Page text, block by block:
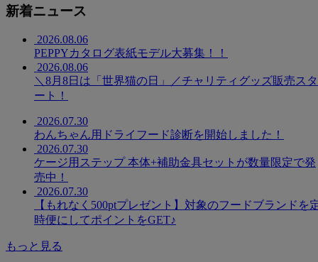
新着ニュース
2026.08.06
PEPPYカタログ表紙モデル大募集！！
2026.08.06
＼8月8日は「世界猫の日」／チャリティグッズ販売スタ
ート！
2026.07.30
わんちゃん用ドライフード診断を開始しました！
2026.07.30
ケージ用ステップ 本体+補助金具セットが数量限定で発
売中！
2026.07.30
【もれなく500ptプレゼント】対象のフードブランドを
時便にしてポイントをGET♪
もっと見る